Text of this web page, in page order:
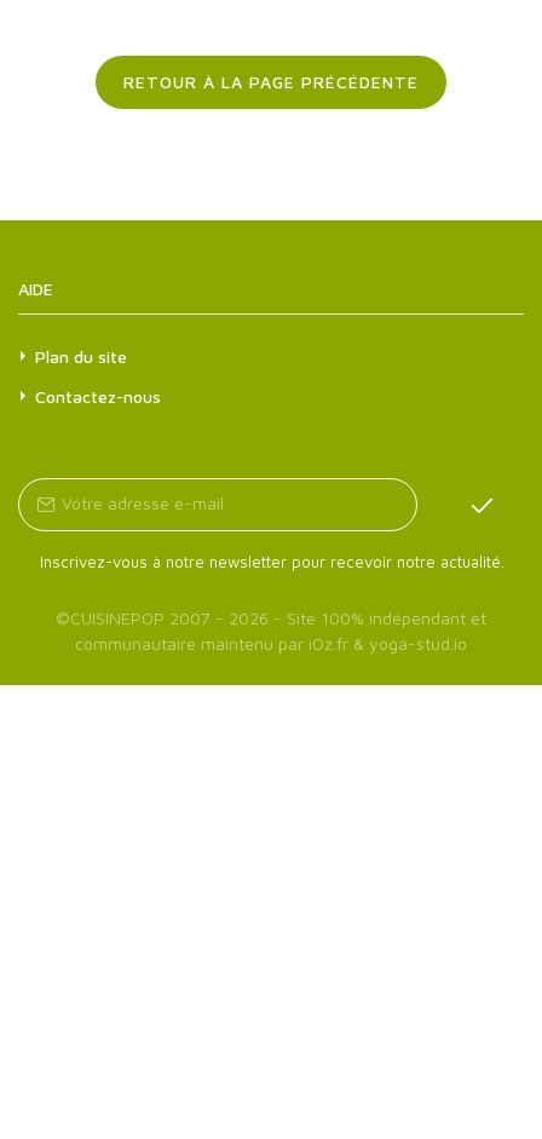
RETOUR À LA PAGE PRÉCÉDENTE
AIDE
Plan du site
Contactez-nous
Inscrivez-vous à notre newsletter pour recevoir notre actualité.
©CUISINEPOP 2007 - 2026 - Site 100% indépendant et
communautaire maintenu par iOz.fr & yoga-stud.io